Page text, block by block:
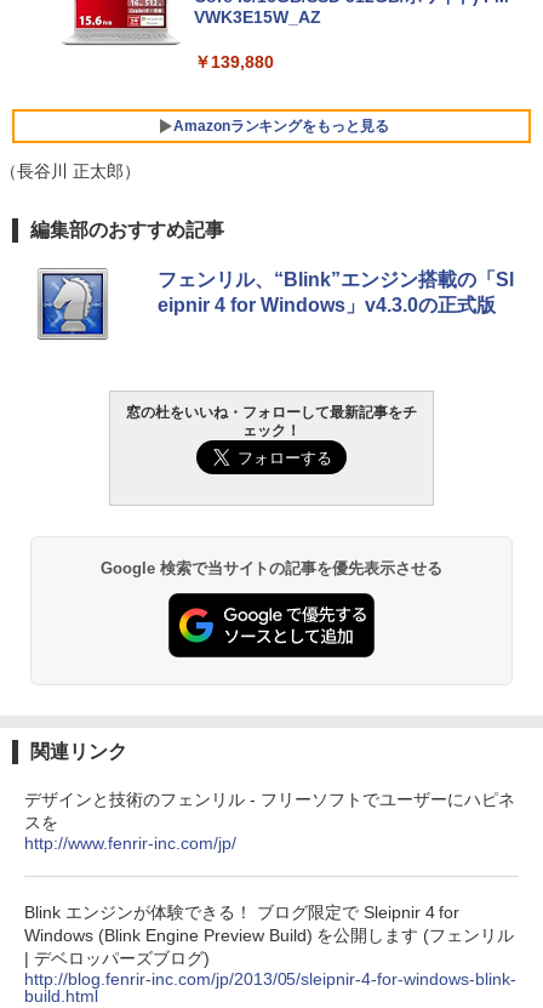
VWK3E15W_AZ
￥139,880
Amazonランキングをもっと見る
Robloxギフトカード - 800 Robux 【限
インゲームコード】 ロブロックス | オン
ラインコード版
Robloxギフトカード - 1000 Robux 【限
定バーチャルアイテムを含む】 【オンラ
インゲームコード】 ロブロックス |オン
ラインコード版
￥1,600
Robloxギフトカード - 2,000 Robux 【限
定バーチャルアイテムを含む】 【オンラ
インゲームコード】 ロブロックス | オン
ラインコード版
￥3,200
ows11、10/mac対応|PC2台
￥39,582
Windows版 | Minecraft (マインクラフ
ト): Java & Bedrock Edition | オンライ
ンコード版
￥3,600
生成AIパスポート公式テキスト 第４版
￥1,766
￥1,292
方 マニュアル AI副業にもコンテンツ作成
にもKindle出版にも！ 非エンジニアのた
めのAIコーディング入門シリーズ
￥99
￥480
FM TOWNS ハイパー・カタログ: 本体ハ
ードウェア・市販ソフトウェアのパーフ
ェクトリストと最新エミュレータ紹介
￥1,600
Amazon Kindle - 目に優しい、かさばら
続バッテリー、6インチディスプレイ電子
書籍リーダー、マッチャ、16GB、広告な
し
Kindle Paperwhite シグニチャーエディ
ション (32GB) 7インチディスプレイ、明
るさ自動調整、色調調節ライト、12週間
ブラック
Amazon Kindle Paperwhite (16GB) 7イ
ンチディスプレイ、色調調節ライト、12
週間持続バッテリー、広告なし、ブラッ
Amazon Kindle Colorsoft | 16GBストレ
イ、色調調節ライト、最大8週間持続バッ
テリー、広告無し、ブラック (2025年発
売)
￥31,980
New Amazon Kindle Scribe Colorsoft |
（長谷川 正太郎）
編集部のおすすめ記事
フェンリル、“Blink”エンジン搭載の「Sl
eipnir 4 for Windows」v4.3.0の正式版
窓の杜をいいね・フォローして最新記事をチ
ェック！
Google 検索で当サイトの記事を優先表示させる
関連リンク
デザインと技術のフェンリル - フリーソフトでユーザーにハピネ
スを
http://www.fenrir-inc.com/jp/
Blink エンジンが体験できる！ ブログ限定で Sleipnir 4 for
Windows (Blink Engine Preview Build) を公開します (フェンリル
| デベロッパーズブログ)
http://blog.fenrir-inc.com/jp/2013/05/sleipnir-4-for-windows-blink-
build.html